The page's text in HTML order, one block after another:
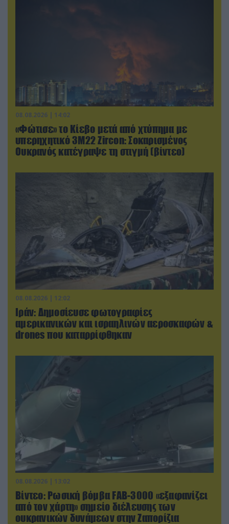
08.08.2026 | 14:02
«Φώτισε» το Κίεβο μετά από χτύπημα με
υπερηχητικό 3M22 Zircon: Σοκαρισμένος
Ουκρανός κατέγραψε τη στιγμή (βίντεο)
08.08.2026 | 12:02
Ιράν: Δημοσίευσε φωτογραφίες
αμερικανικών και ισραηλινών αεροσκαφών &
drones που καταρρίφθηκαν
08.08.2026 | 13:02
Βίντεο: Ρωσική βόμβα FAB-3000 «εξαφανίζει
από τον χάρτη» σημείο διέλευσης των
ουκρανικών δυνάμεων στην Ζαπορίζια